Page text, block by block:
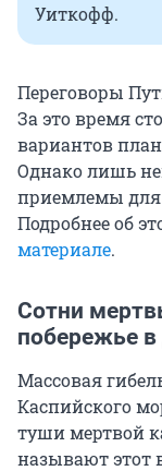
Уиткофф.
Переговоры
За это время
вариантов
Однако лишь
приемлемы для
Подробнее об
материале.
Сотни
побережье в
Массовая
Каспийского
туши мертвой
называют этот